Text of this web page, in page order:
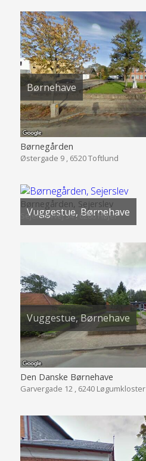
Børnehave
Børnegården
Østergade 9 , 6520 Toftlund
Vuggestue, Børnehave
Børnegården, Sejerslev
Sejerslevvej 34 , 6280 Højer
Vuggestue, Børnehave
Den Danske Børnehave
Garvergade 12 , 6240 Løgumkloster